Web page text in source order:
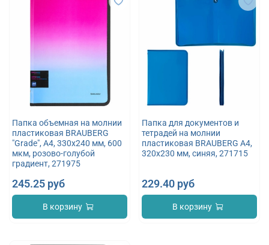
Папка объемная на молнии
пластиковая BRAUBERG
"Grade", А4, 330х240 мм, 600
мкм, розово-голубой
градиент, 271975
245.25 руб
В корзину
Папка для документов и
тетрадей на молнии
пластиковая BRAUBERG А4,
320х230 мм, синяя, 271715
229.40 руб
В корзину